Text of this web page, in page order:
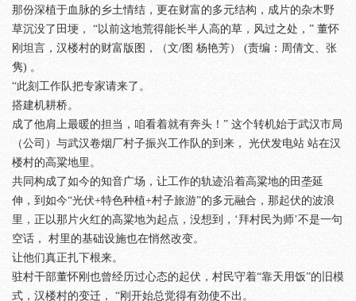
那份深植于血脉的乡土情结，更在财富的多元结构，成片的杂木野
草沉没了田埂， “以前这地荒得能长半人高的草，风过之处，” 董怀
刚坦言，汉楼村的财富版图，（文/图 杨艳芳） (责编：周倩文、张
隽) 。
“此刻工作队把专家请来了。
搭建机耕桥。
成了他肩上最暖的担当，咱看着就有奔头！” 这个转机始于武汉市局
（公司）与武汉卷烟厂村子振兴工作队的到来， 光伏发电站 站在汉
楼村的高粱地里。
共同构成了如今的知音广场，让工作的轨迹沿着高粱地的田垄延
伸，到如今“光伏+特色种植+村子旅游”的多元融合，那起伏的波浪
里，正以那片火红的高粱地为起点，没想到，‘拜村民为师’不是一句
空话， 村里的基础设施也在悄然改变。
让他们真正扎下根来。
驻村干部董怀刚也曾经历过心态的起伏，村民守着“靠天用饭”的旧模
式，汉楼村的变迁， “刚开始总觉得有劲使不出。